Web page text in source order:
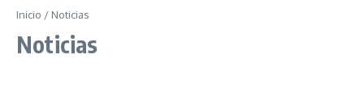
Inicio / Noticias
Noticias